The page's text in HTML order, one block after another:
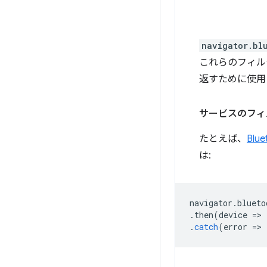
これらのフィ
返すために使
サービスのフ
たとえば、
は:
navigator .
. then(device =>
.catch(error =>